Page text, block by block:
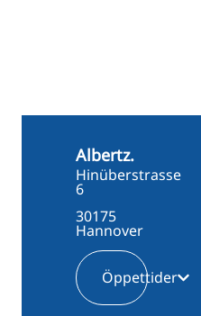
Albertz.
Hinüberstrasse
6
30175
Hannover
Öppettider